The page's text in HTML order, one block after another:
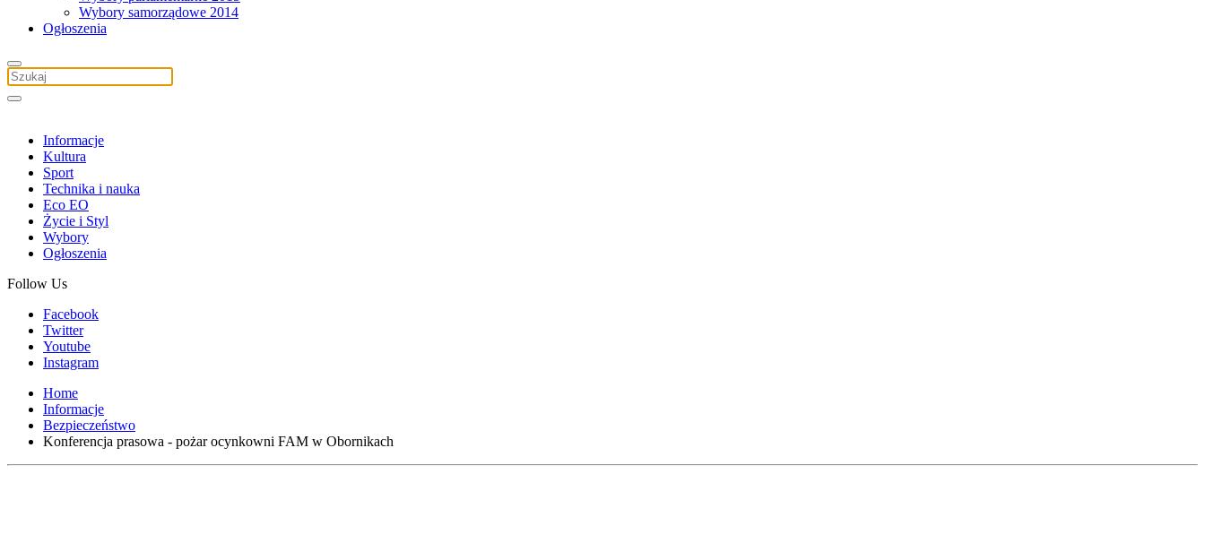
Wybory samorządowe 2014
Ogłoszenia
Informacje
Kultura
Sport
Technika i nauka
Eco EO
Życie i Styl
Wybory
Ogłoszenia
Follow Us
Facebook
Twitter
Youtube
Instagram
Home
Informacje
Bezpieczeństwo
Konferencja prasowa - pożar ocynkowni FAM w Obornikach